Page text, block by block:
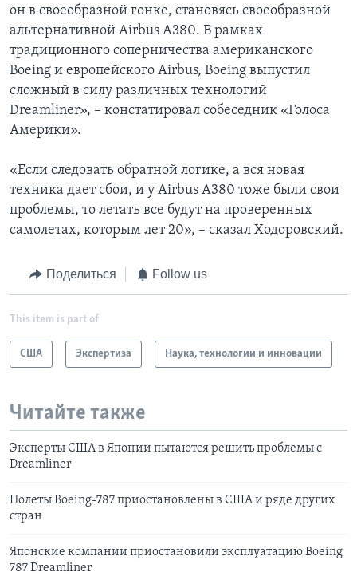
он в своеобразной гонке, становясь своеобразной
альтернативной Airbus А380. В рамках
традиционного соперничества американского
Boeing и европейского Airbus, Boeing выпустил
сложный в силу различных технологий
Dreamliner», – констатировал собеседник «Голоса
Америки».
«Если следовать обратной логике, а вся новая
техника дает сбои, и у Airbus А380 тоже были свои
проблемы, то летать все будут на проверенных
самолетах, которым лет 20», – сказал Ходоровский.
Поделиться Follow us
This item is part of
США Экспертиза Наука, технологии и инновации
Читайте также
Эксперты США в Японии пытаются решить проблемы с
Dreamliner
Полеты Boeing-787 приостановлены в США и ряде других
стран
Японские компании приостановили эксплуатацию Boeing
787 Dreamliner